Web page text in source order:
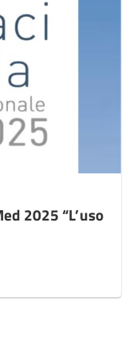
2025 “L’uso